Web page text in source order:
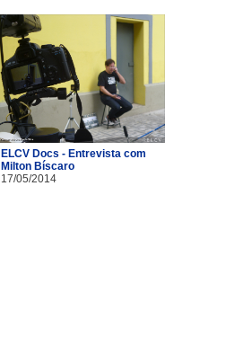
ELCV Docs - Entrevista com
Milton Bíscaro
17/05/2014